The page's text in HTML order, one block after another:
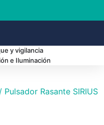
y vigilancia
e Iluminación
/ Pulsador Rasante SIRIUS